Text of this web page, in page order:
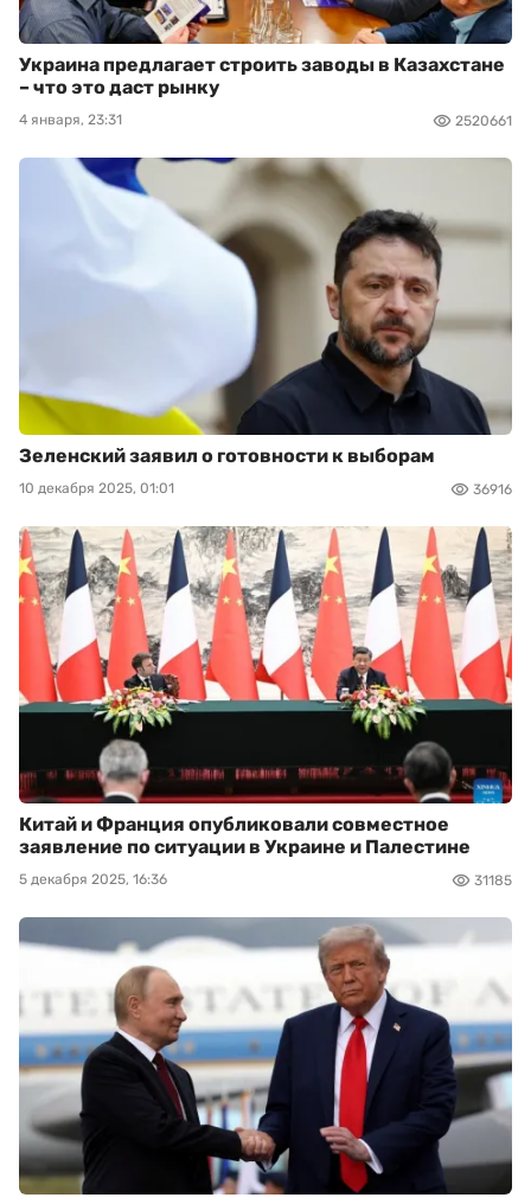
Украина предлагает строить заводы в Казахстане
– что это даст рынку
4 января, 23:31 2520661
Зеленский заявил о готовности к выборам
10 декабря 2025, 01:01 36916
Китай и Франция опубликовали совместное
заявление по ситуации в Украине и Палестине
5 декабря 2025, 16:36 31185